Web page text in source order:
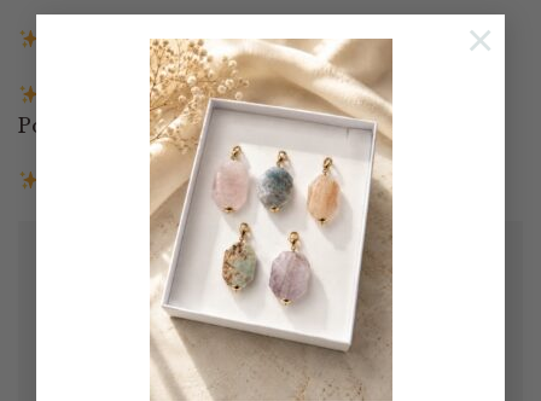
×
Spedizione entro 3 giorni lavorativi
Pagamenti tramite Paypal, Carta di credito,
Postepay e Scalapay
Resi entro 14 giorni